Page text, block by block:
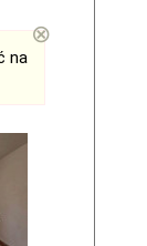
na
⊗